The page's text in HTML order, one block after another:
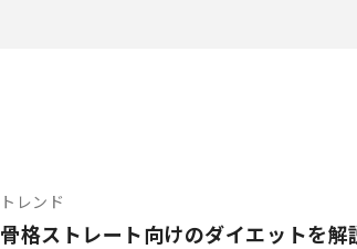
トレンド
骨格ストレート向けのダイエットを